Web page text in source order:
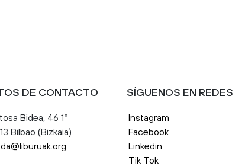
DE CONTACTO
Bidea, 46 1º
Bilbao (Bizkaia)
SÍGUENOS EN REDES
Instagram
Facebook
Linkedin
Tik Tok